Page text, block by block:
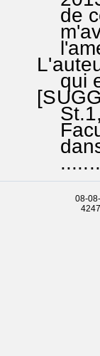
de ce
qui
dans
08-